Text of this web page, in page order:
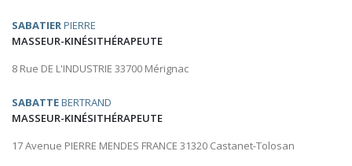
SABATIERPIERRE
MASSEUR-KINÉSITHÉRAPEUTE
8 Rue DE L'INDUSTRIE 33700 Mérignac
SABATTEBERTRAND
MASSEUR-KINÉSITHÉRAPEUTE
17 Avenue PIERRE MENDES FRANCE 31320 Castanet-Tolosan